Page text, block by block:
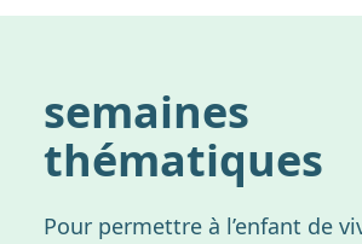
semaines
thématiques
Pour permettre à l’enfant de